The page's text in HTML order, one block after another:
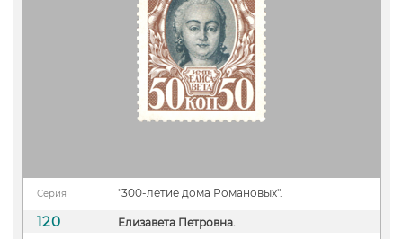
Серия "300-летие дома Романовых".
120 Елизавета Петровна.